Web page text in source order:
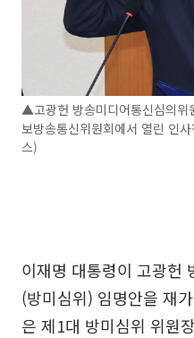
▲고광헌 방송미디어통신심의위
보방송통신위원회에서 열린 인
스)
이재명 대통령이 고광헌
(방미심위) 임명안을 재
은 제1대 방미심위 위원